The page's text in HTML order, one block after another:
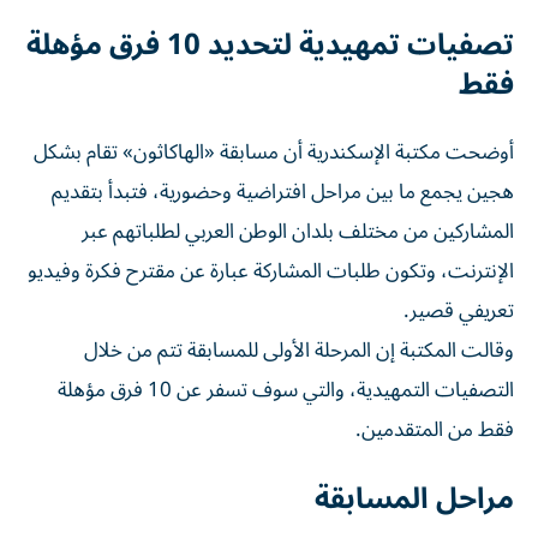
تصفيات تمهيدية لتحديد 10 فرق مؤهلة
فقط
أوضحت مكتبة الإسكندرية أن مسابقة «الهاكاثون» تقام بشكل
هجين يجمع ما بين مراحل افتراضية وحضورية، فتبدأ بتقديم
المشاركين من مختلف بلدان الوطن العربي لطلباتهم عبر
الإنترنت، وتكون طلبات المشاركة عبارة عن مقترح فكرة وفيديو
تعريفي قصير.
وقالت المكتبة إن المرحلة الأولى للمسابقة تتم من خلال
التصفيات التمهيدية، والتي سوف تسفر عن 10 فرق مؤهلة
فقط من المتقدمين.
مراحل المسابقة